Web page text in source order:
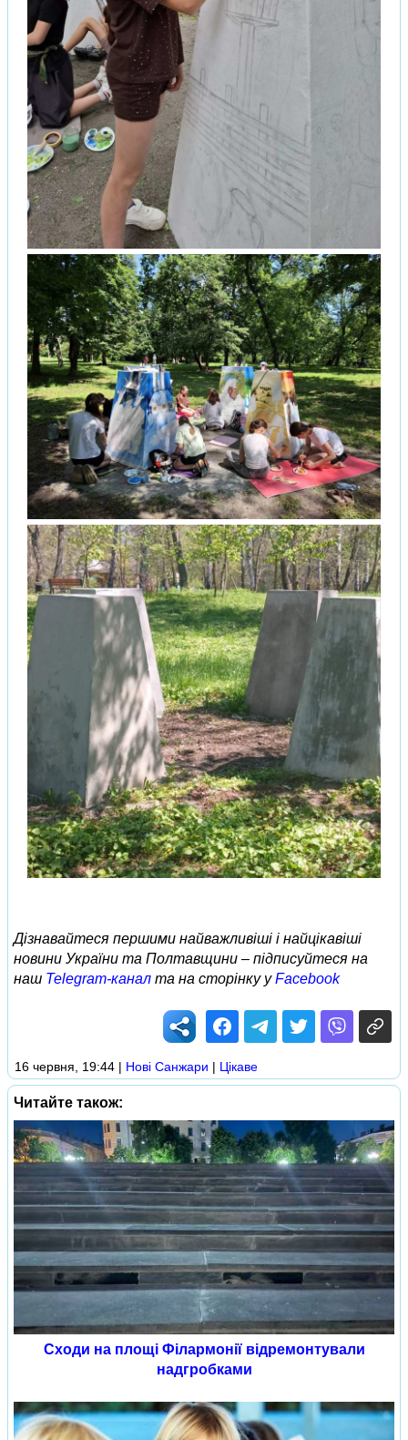
Дізнавайтеся першими найважливіші і найцікавіші
новини України та Полтавщини – підписуйтеся на
наш Telegram-канал та на сторінку уFacebook
16 червня, 19:44 | Нові Cанжари | Цікаве
Читайте також:
Сходи на площі Філармонії відремонтували
надгробками